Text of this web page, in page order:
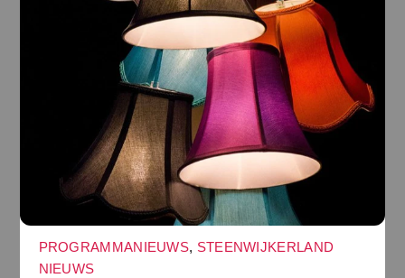
PROGRAMMANIEUWS, STEENWIJKERLAND
NIEUWS